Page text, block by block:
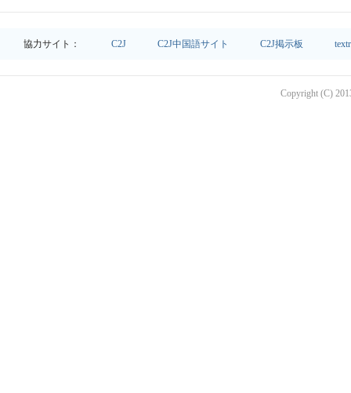
協力サイト： C2J C2J中国語サイト C2J掲示板
Copyright (C)